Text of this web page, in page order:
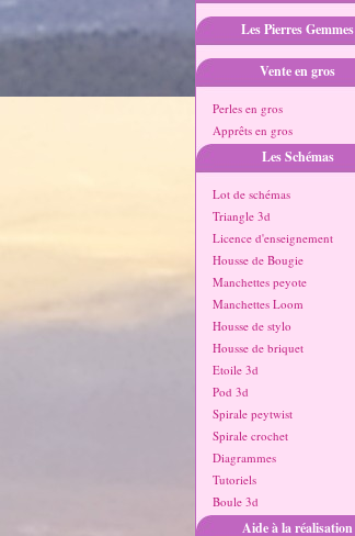
Les Pierres Gemmes
Vente en gros
Perles en gros
Apprêts en gros
Les Schémas
Lot de schémas
Triangle 3d
Licence d'enseignement
Housse de Bougie
Manchettes peyote
Manchettes Loom
Housse de stylo
Housse de briquet
Etoile 3d
Pod 3d
Spirale peytwist
Spirale crochet
Diagrammes
Tutoriels
Boule 3d
Aide à la réalisation